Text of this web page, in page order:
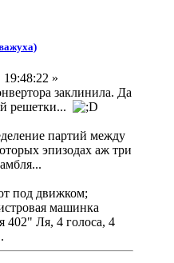
»
заклинила. Да
решетки...
партий между
эпизодах аж три
под движком;
машинка
402" Ля, 4 голоса, 4